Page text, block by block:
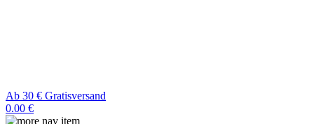
Ab 30 € Gratisversand
0.00 €